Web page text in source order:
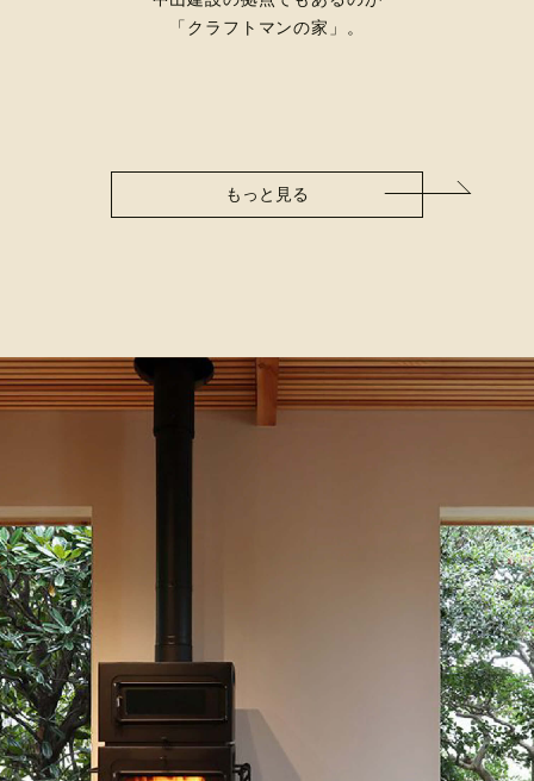
「クラフトマンの家」。
もっと見る